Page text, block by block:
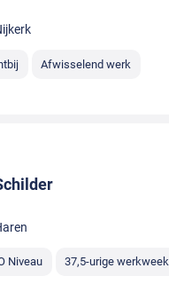
Afwisselend werk
Niveau 37,5-urige werkweek